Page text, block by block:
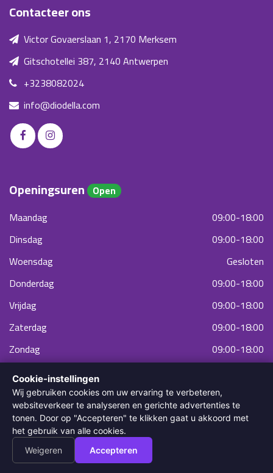
Contacteer ons
Victor Govaerslaan 1, 2170 Merksem
Gitschotellei 387, 2140 Antwerpen
+3238082024
info@diodella.com
Openingsuren Open
Maandag
09:00-18:00
Dinsdag
09:00-18:00
Woensdag
Gesloten
Donderdag
09:00-18:00
Vrijdag
09:00-18:00
Zaterdag
09:00-18:00
Zondag
09:00-18:00
© 2022 Diodella Laser & Skin Clinic. Alle rechten voorbehouden.
Cookie-instellingen
Wij gebruiken cookies om uw ervaring te verbeteren,
websiteverkeer te analyseren en gerichte advertenties te
tonen. Door op "Accepteren" te klikken gaat u akkoord met
het gebruik van alle cookies.
Weigeren
Accepteren